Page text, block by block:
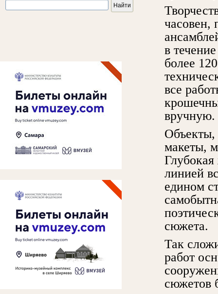
часовен,
в
более
все
вручную.
Объекты,
макеты,
линией
едином
сюжета.
Так
работ
сюжетов